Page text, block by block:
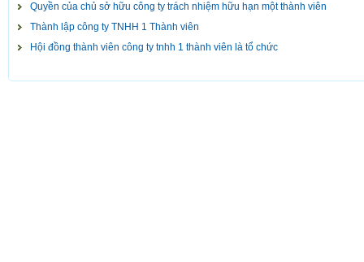
Quyền của chủ sở hữu công ty trách nhiệm hữu hạn một thành viên
Thành lập công ty TNHH 1 Thành viên
Hội đồng thành viên công ty tnhh 1 thành viên là tổ chức